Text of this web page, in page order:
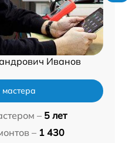
Иванов
– 5 лет
– 1 430